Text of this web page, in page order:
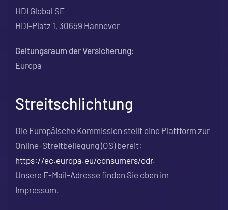
HDI Global SE
HDI-Platz 1, 30659 Hannover
Geltungsraum der Versicherung:
Europa
Streitschlichtung
Die Europäische Kommission stellt eine Plattform zur
Online-Streitbeilegung (OS) bereit:
https://ec.europa.eu/consumers/odr.
Unsere E-Mail-Adresse finden Sie oben im
Impressum.